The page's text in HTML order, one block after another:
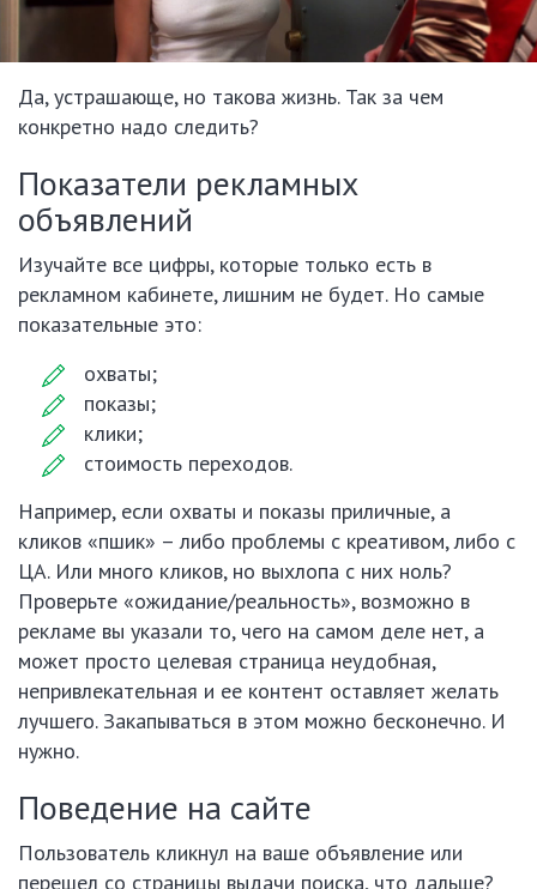
Да, устрашающе, но такова жизнь. Так за чем
конкретно надо следить?
Показатели рекламных
объявлений
Изучайте все цифры, которые только есть в
рекламном кабинете, лишним не будет. Но самые
показательные это:
охваты;
показы;
клики;
стоимость переходов.
Например, если охваты и показы приличные, а
кликов «пшик» – либо проблемы с креативом, либо с
ЦА. Или много кликов, но выхлопа с них ноль?
Проверьте «ожидание/реальность», возможно в
рекламе вы указали то, чего на самом деле нет, а
может просто целевая страница неудобная,
непривлекательная и ее контент оставляет желать
лучшего. Закапываться в этом можно бесконечно. И
нужно.
Поведение на сайте
Пользователь кликнул на ваше объявление или
перешел со страницы выдачи поиска, что дальше?